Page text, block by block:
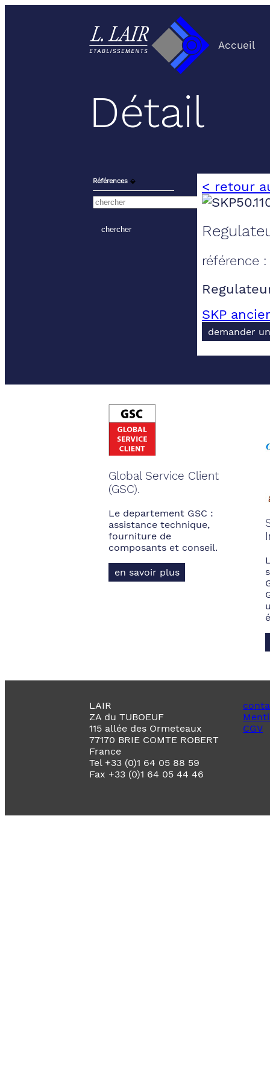
Accueil
Détail
Références ⬙ < retour
référence :
SKP
demander
Global Service Client
(GSC).
Le departement GSC :
assistance technique,
fourniture de
composants et conseil.
en savoir plus
LAIR
ZA du TUBOEUF
115 allée des Ormeteaux
77170 BRIE COMTE ROBERT
France
Tel +33 (0)1 64 05 88 59
Fax +33 (0)1 64 05 44 46
CGV